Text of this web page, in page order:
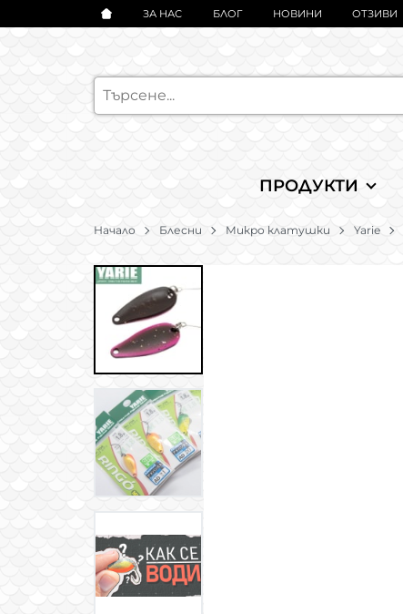
ЗА НАС БЛОГ НОВИНИ ОТЗИВИ
ПРОДУКТИ
Начало Блесни Микро клатушки Yarie